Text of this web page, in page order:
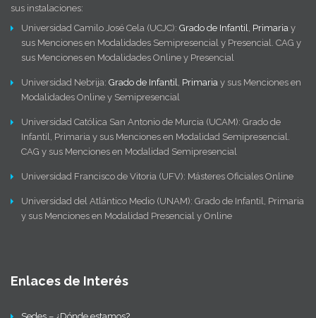
sus instalaciones:
Universidad Camilo José Cela (UCJC): Grado de Infantil, Primaria y
sus Menciones en Modalidades Semipresencial y Presencial. CAG y
sus Menciones en Modalidades Online y Presencial
Universidad Nebrija: Grado de Infantil, Primaria y sus Menciones en
Modalidades Online y Semipresencial
Universidad Católica San Antonio de Murcia (UCAM): Grado de
Infantil, Primaria y sus Menciones en Modalidad Semipresencial.
CAG y sus Menciones en Modalidad Semipresencial
Universidad Francisco de Vitoria (UFV): Másteres Oficiales Online
Universidad del Atlántico Medio (UNAM): Grado de Infantil, Primaria
y sus Menciones en Modalidad Presencial y Online
Enlaces de Interés